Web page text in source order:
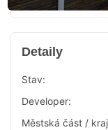
Detaily
Stav:
Developer:
Městská část /